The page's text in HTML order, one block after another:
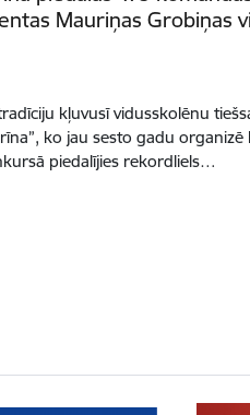
Mauriņas Grobiņas
kļuvusī vidusskolēnu
ko jau sesto gadu organizē
piedalījies rekordliels…